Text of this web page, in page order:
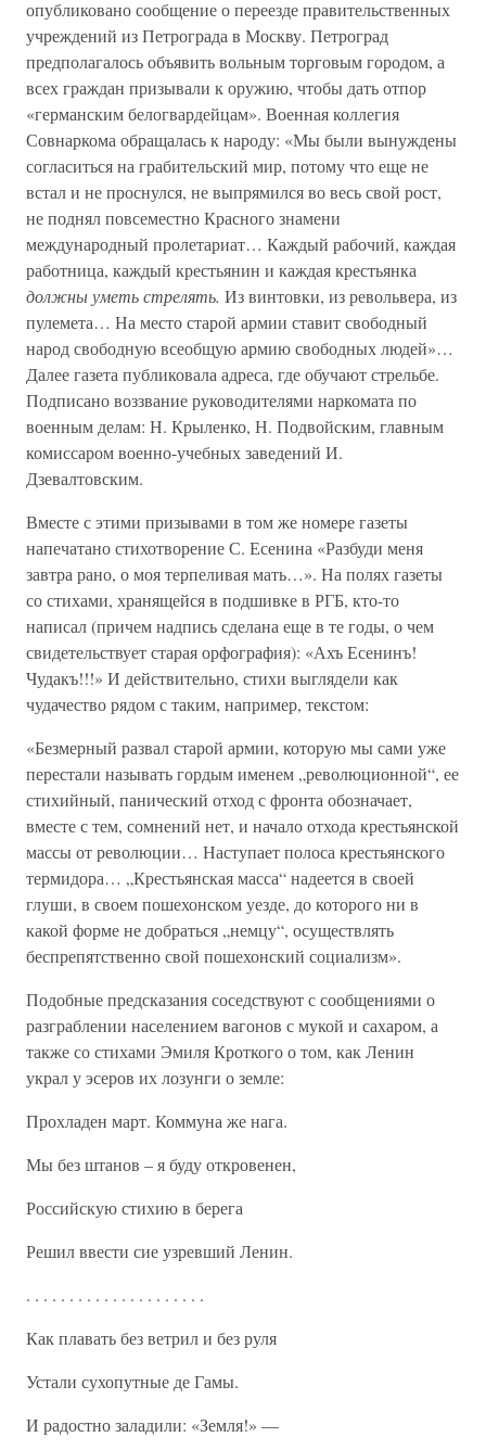
опубликовано сообщение о переезде правительственных
учреждений из Петрограда в Москву. Петроград
предполагалось объявить вольным торговым городом, а
всех граждан призывали к оружию, чтобы дать отпор
«германским белогвардейцам». Военная коллегия
Совнаркома обращалась к народу: «Мы были вынуждены
согласиться на грабительский мир, потому что еще не
встал и не проснулся, не выпрямился во весь свой рост,
не поднял повсеместно Красного знамени
международный пролетариат… Каждый рабочий, каждая
работница, каждый крестьянин и каждая крестьянка
должны уметь стрелять. Из винтовки, из револьвера, из
пулемета… На место старой армии ставит свободный
народ свободную всеобщую армию свободных людей»…
Далее газета публиковала адреса, где обучают стрельбе.
Подписано воззвание руководителями наркомата по
военным делам: Н. Крыленко, Н. Подвойским, главным
комиссаром военно-учебных заведений И.
Дзевалтовским.
Вместе с этими призывами в том же номере газеты
напечатано стихотворение С. Есенина «Разбуди меня
завтра рано, о моя терпеливая мать…». На полях газеты
со стихами, хранящейся в подшивке в РГБ, кто-то
написал (причем надпись сделана еще в те годы, о чем
свидетельствует старая орфография): «Ахъ Есенинъ!
Чудакъ!!!» И действительно, стихи выглядели как
чудачество рядом с таким, например, текстом:
«Безмерный развал старой армии, которую мы сами уже
перестали называть гордым именем „революционной“, ее
стихийный, панический отход с фронта обозначает,
вместе с тем, сомнений нет, и начало отхода крестьянской
массы от революции… Наступает полоса крестьянского
термидора… „Крестьянская масса“ надеется в своей
глуши, в своем пошехонском уезде, до которого ни в
какой форме не добраться „немцу“, осуществлять
беспрепятственно свой пошехонский социализм».
Подобные предсказания соседствуют с сообщениями о
разграблении населением вагонов с мукой и сахаром, а
также со стихами Эмиля Кроткого о том, как Ленин
украл у эсеров их лозунги о земле:
Прохладен март. Коммуна же нага.
Мы без штанов – я буду откровенен,
Российскую стихию в берега
Решил ввести сие узревший Ленин.
. . . . . . . . . . . . . . . . . . . . .
Как плавать без ветрил и без руля
Устали сухопутные де Гамы.
И радостно заладили: «Земля!» —